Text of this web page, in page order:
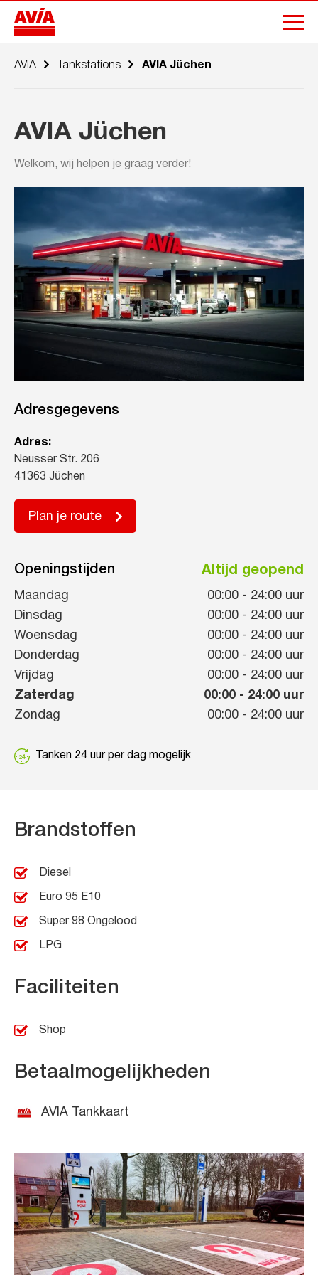
AVIA Tankstations AVIA Jüchen
AVIA Jüchen
Welkom, wij helpen je graag verder!
Adresgegevens
Adres:
Neusser Str. 206
41363 Jüchen
Plan je route
Openingstijden Altijd geopend
Maandag 00:00 - 24:00 uur
Dinsdag
00:00 - 24:00 uur
Woensdag
00:00 - 24:00 uur
Donderdag
00:00 - 24:00 uur
Vrijdag
00:00 - 24:00 uur
Zaterdag
00:00 - 24:00 uur
Zondag
00:00 - 24:00 uur
Tanken 24 uur per dag mogelijk
Brandstoffen
Diesel
Euro 95 E10
Super 98 Ongelood
LPG
Faciliteiten
Shop
Betaalmogelijkheden
AVIA Tankkaart